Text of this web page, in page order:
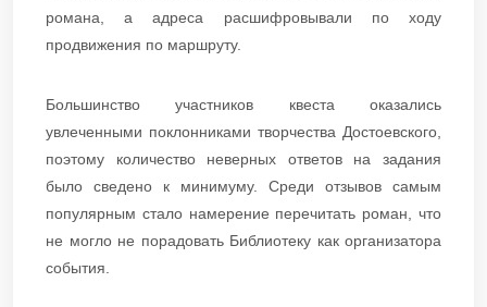
романа, а адреса расшифровывали по ходу
продвижения по маршруту.
Большинство участников квеста оказались
увлеченными поклонниками творчества Достоевского,
поэтому количество неверных ответов на задания
было сведено к минимуму. Среди отзывов самым
популярным стало намерение перечитать роман, что
не могло не порадовать Библиотеку как организатора
события.